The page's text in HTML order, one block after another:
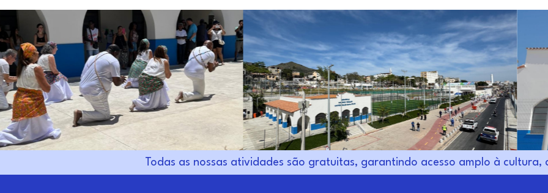
Todas as nossas atividades são gratuitas, garantindo acesso amplo à